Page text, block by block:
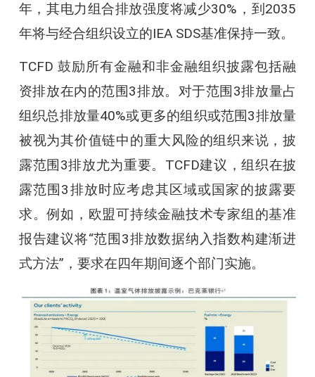
年，其电力组合排放强度将减少30%，到2035
年将与经合组织设立的IEA SDS基准保持一致。
TCFD 鼓励所有金融和非金融组织披露包括融
资排放在内的范围3排放。对于范围3排放量占
组织总排放量40%或更多的组织或范围3排放量
被视为其价值链中的重大风险的组织来说，披
露范围3排放尤为重要。TCFD建议，组织在披
露范围3排放时应考虑其区域或国家的披露要
求。例如，欧盟可持续金融技术专家组的基准
报告建议将“范围3排放数据纳入指数构建渐进
式方法”，要求在四年期间逐个部门实施。